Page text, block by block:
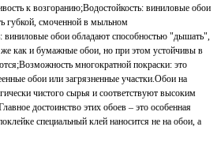
к возгоранию;Водостойкость: виниловые обои
губкой, смоченной в мыльном
виниловые обои обладают способностью "дышать",
же как и бумажные обои, но при этом устойчивы в
многократной покраски: это
обои или загрязненные участки.Обои на
чистого сырья и соответствуют высоким
достоинство этих обоев – это особенная
специальный клей наносится не на обои, а